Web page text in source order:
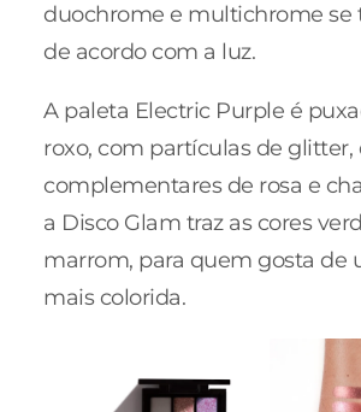
duochrome e multichrome se
de acordo com a luz.
A paleta Electric Purple é
roxo, com partículas de glitter,
complementares de rosa e
a Disco Glam traz as cores
marrom, para quem gosta de
mais colorida.